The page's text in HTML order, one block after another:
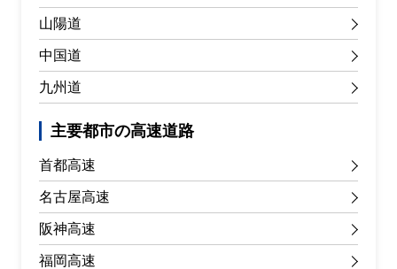
山陽道
中国道
九州道
主要都市の高速道路
首都高速
名古屋高速
阪神高速
福岡高速